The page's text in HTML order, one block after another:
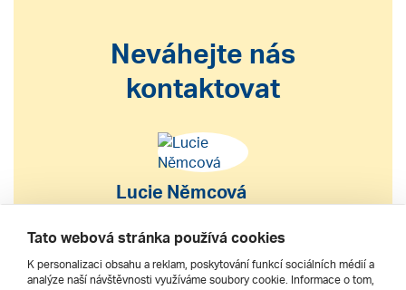
Neváhejte nás
kontaktovat
Lucie Němcová
S výběrem nebo nákupem
zájezdu vám pomohu
Tato webová stránka používá cookies
K personalizaci obsahu a reklam, poskytování funkcí sociálních médií a
analýze naší návštěvnosti využíváme soubory cookie. Informace o tom,